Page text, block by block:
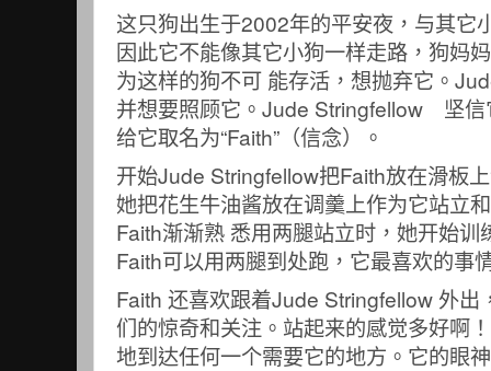
这只狗出生于2002年的平安夜，与其它
因此它不能像其它小狗一样走路，狗妈
为这样的狗不可 能存活，想抛弃它。
并想要照顾它。Jude Stringfellow 坚信
给它取名为“Faith”（信念）。
开始Jude Stringfellow把Faith放在滑板
她把花生牛油酱放在调羹上作为它站立
Faith渐渐熟 悉用两腿站立时，她开始
Faith可以用两腿到处跑，它最喜欢的事
Faith 还喜欢跟着Jude Stringfellow 外出
们的惊奇和关注。站起来的感觉多好啊
地到达任何一个需要它的地方。它的眼